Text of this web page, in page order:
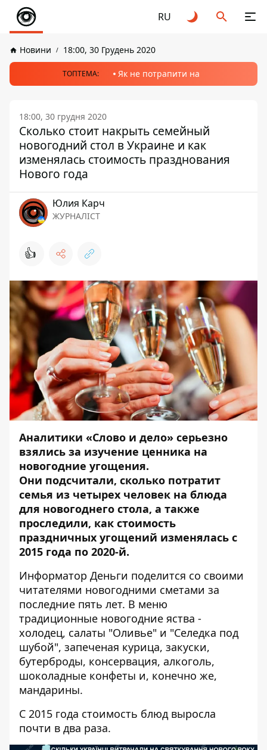
RU
Новини 18:00, 30 Грудень 2020
ТОПТЕМА: Як не потрапити на
18:00, 30 грудня 2020
Сколько стоит накрыть семейный
новогодний стол в Украине и как
изменялась стоимость празднования
Нового года
Юлия Карч
ЖУРНАЛІСТ
👍
Аналитики «Слово и дело» серьезно
взялись за изучение ценника на
новогодние угощения.
Они подсчитали, сколько потратит
семья из четырех человек на блюда
для новогоднего стола, а также
проследили, как стоимость
праздничных угощений изменялась с
2015 года по 2020-й.
Информатор Деньги поделится со своими
читателями новогодними сметами за
последние пять лет. В меню
традиционные новогодние яства -
холодец, салаты "Оливье" и "Селедка под
шубой", запеченая курица, закуски,
бутерброды, консервация, алкоголь,
шоколадные конфеты и, конечно же,
мандарины.
С 2015 года стоимость блюд выросла
почти в два раза.